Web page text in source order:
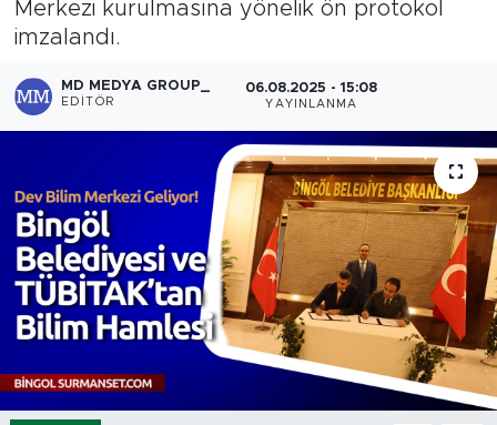
Merkezi kurulmasına yönelik ön protokol
imzalandı.
MD MEDYA GROUP_
EDITÖR
06.08.2025 - 15:08
YAYINLANMA
MD Prestij Dergisi
Spor
Yaşam
Sağlık
Eğitim
Hava Durumu
Haber Arşivi